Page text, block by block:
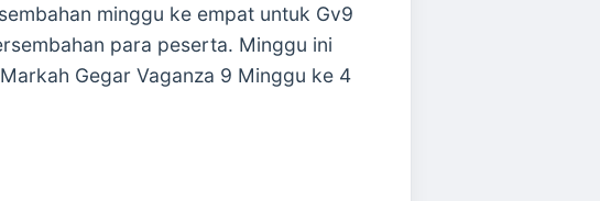
minggu ke empat untuk Gv9
para peserta. Minggu ini
Gegar Vaganza 9 Minggu ke 4